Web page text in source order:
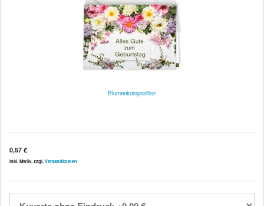
Blumenkomposition
0,57 €
inkl. MwSt. zzgl. Versandkosten